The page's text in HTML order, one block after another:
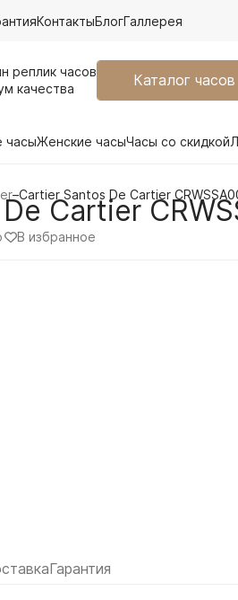
КонтактыБлогГаллерея
реплик часов
качества
Каталог часов
часыЖенские часыЧасы со скидкой
–Cartier Santos De Cartier
Cartier
В избранное
Гарантия